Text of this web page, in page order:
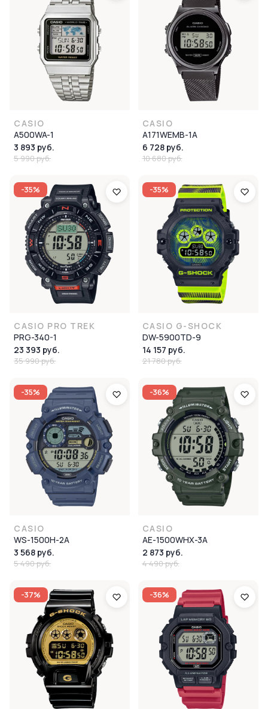
CASIO
A500WA-1
3 893 руб.
5 990 руб.
CASIO
A171WEMB-1A
6 728 руб.
10 680 руб.
-35%
CASIO PRO TREK
PRG-340-1
23 393 руб.
35 990 руб.
-35%
CASIO G-SHOCK
DW-5900TD-9
14 157 руб.
21 780 руб.
-35%
CASIO
WS-1500H-2A
3 568 руб.
5 490 руб.
-36%
CASIO
AE-1500WHX-3A
2 873 руб.
4 490 руб.
-37% -36%